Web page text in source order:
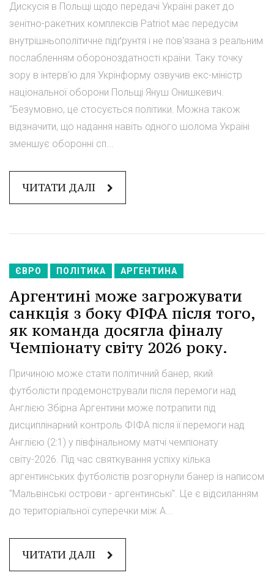
Дискусія в Польщі щодо передачі Україні ракет до
зенітно-ракетних комплексів Patriot має передусім
внутрішньополітичне підґрунтя і не пов'язана з реальним
послабленням обороноздатності країни. Таку точку
зору в інтерв'ю для Укрінформу озвучив екс-міністр
національної оборони Польщі Януш Онишкевич.
"Безумовно, це стосується політики. Можна також
відзначити, що надання навіть одного шолома Україні
зменшує оборонні сп...
ЧИТАТИ ДАЛІ
ЄВРО ПОЛІТИКА АРГЕНТИНА
Аргентині може загрожувати
санкція з боку ФІФА після того,
як команда досягла фіналу
Чемпіонату світу 2026 року.
Причиною може стати політичний банер, який
футболісти продемонстрували після перемоги над
Англією Збірна Аргентини може потрапити під
дисциплінарний контроль ФІФА після її перемоги над
Англією (2:1) у півфінальному матчі чемпіонату
світу-2026. Під час святкування успіху кілька
аргентинських футболістів розгорнули банер із написом
"Мальвінські острови - аргентинські". Це є відсиланням
до територіальної суперечки між А...
ЧИТАТИ ДАЛІ